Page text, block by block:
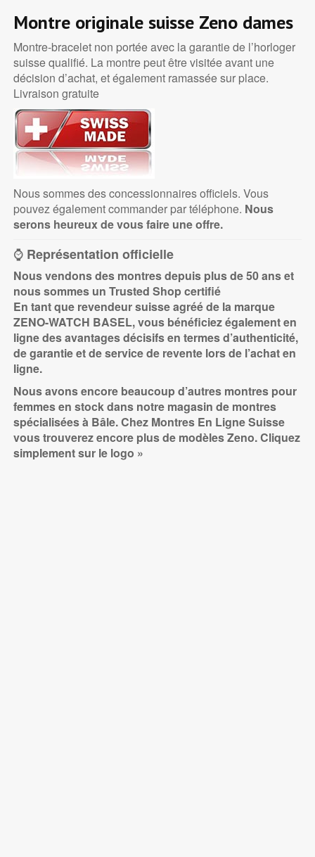
Montre originale suisse Zeno dames
Montre-bracelet non portée avec la garantie de l’horloger
suisse qualifié. La montre peut être visitée avant une
décision d’achat, et également ramassée sur place.
Livraison gratuite
Nous sommes des concessionnaires officiels. Vous
pouvez également commander par téléphone. Nous
serons heureux de vous faire une offre.
⌚ Représentation officielle
Nous vendons des montres depuis plus de 50 ans et
nous sommes un Trusted Shop certifié
En tant que revendeur suisse agréé de la marque
ZENO-WATCH BASEL, vous bénéficiez également en
ligne des avantages décisifs en termes d’authenticité,
de garantie et de service de revente lors de l’achat en
ligne.
Nous avons encore beaucoup d’autres montres pour
femmes en stock dans notre magasin de montres
spécialisées à Bâle. Chez Montres En Ligne Suisse
vous trouverez encore plus de modèles Zeno. Cliquez
simplement sur le logo »